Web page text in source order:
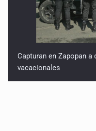
Capturan en Zapopan a
vacacionales